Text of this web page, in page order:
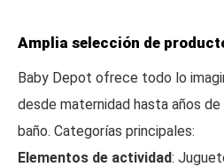
Amplia selección de
Baby Depot ofrece todo lo
desde maternidad hasta años
baño. Categorías principales:
Elementos de actividad: